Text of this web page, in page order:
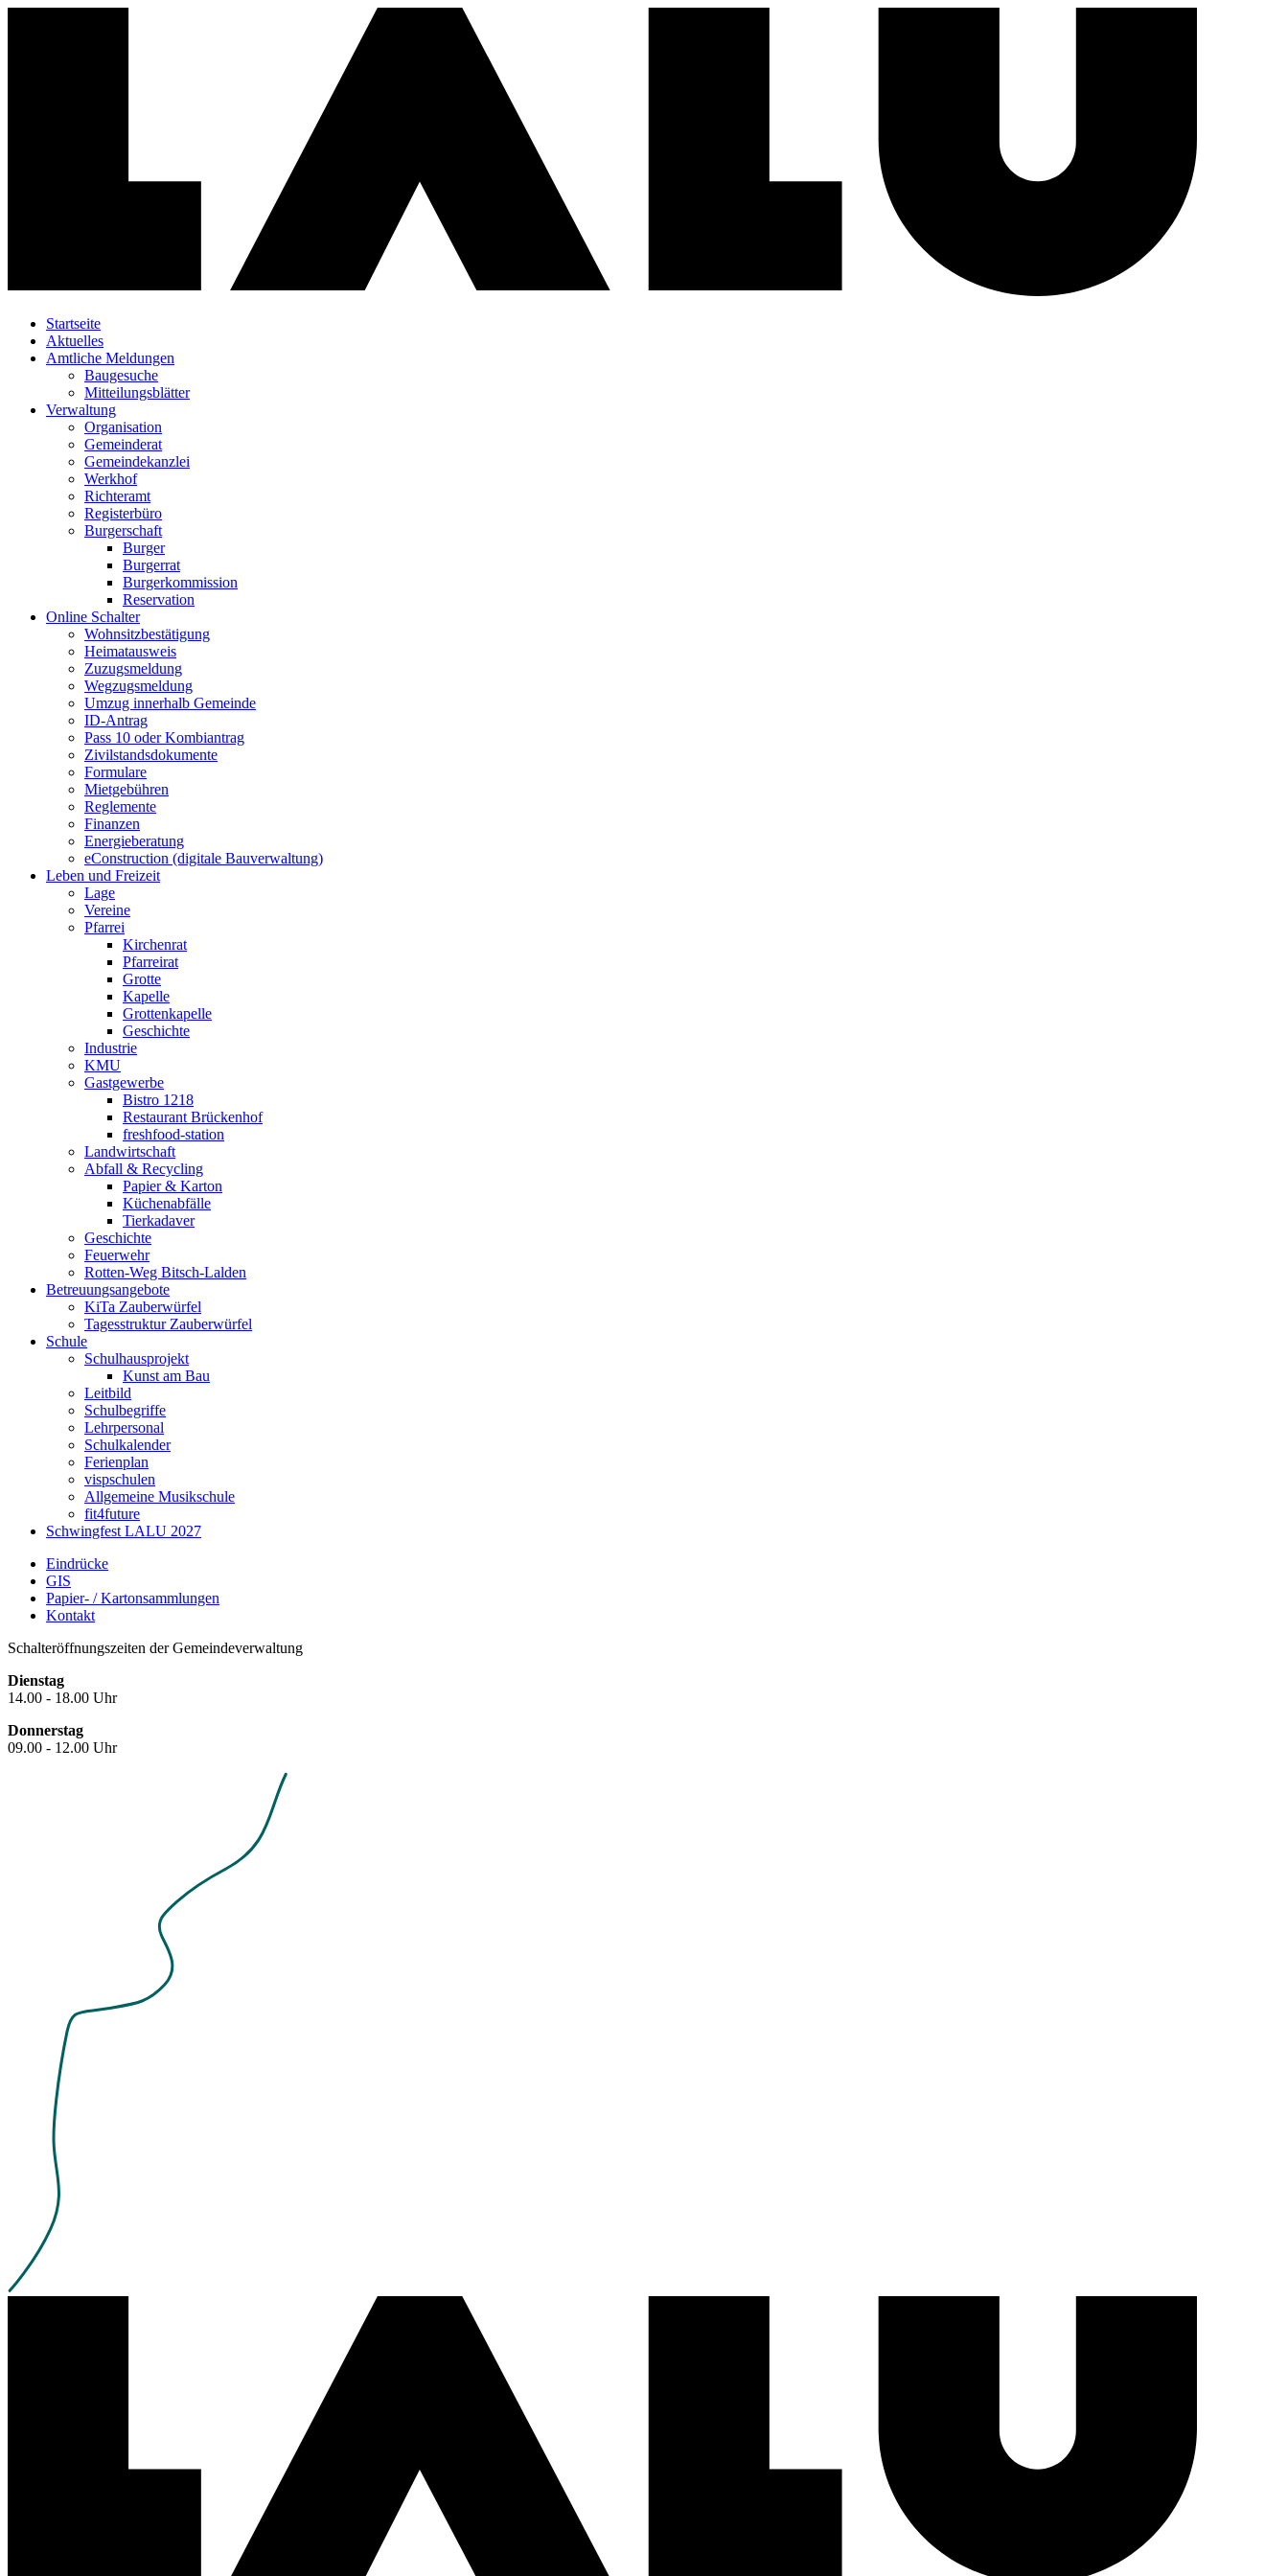
Startseite
Aktuelles
Amtliche Meldungen
Baugesuche
Mitteilungsblätter
Verwaltung
Organisation
Gemeinderat
Gemeindekanzlei
Werkhof
Richteramt
Registerbüro
Burgerschaft
Burger
Burgerrat
Burgerkommission
Reservation
Online Schalter
Wohnsitzbestätigung
Heimatausweis
Zuzugsmeldung
Wegzugsmeldung
Umzug innerhalb Gemeinde
ID-Antrag
Pass 10 oder Kombiantrag
Zivilstandsdokumente
Formulare
Mietgebühren
Reglemente
Finanzen
Energieberatung
eConstruction (digitale Bauverwaltung)
Leben und Freizeit
Lage
Vereine
Pfarrei
Kirchenrat
Pfarreirat
Grotte
Kapelle
Grottenkapelle
Geschichte
Industrie
KMU
Gastgewerbe
Bistro 1218
Restaurant Brückenhof
freshfood-station
Landwirtschaft
Abfall & Recycling
Papier & Karton
Küchenabfälle
Tierkadaver
Geschichte
Feuerwehr
Rotten-Weg Bitsch-Lalden
Betreuungsangebote
KiTa Zauberwürfel
Tagesstruktur Zauberwürfel
Schule
Schulhausprojekt
Kunst am Bau
Leitbild
Schulbegriffe
Lehrpersonal
Schulkalender
Ferienplan
vispschulen
Allgemeine Musikschule
fit4future
Schwingfest LALU 2027
Eindrücke
GIS
Papier- / Kartonsammlungen
Kontakt
Schalteröffnungszeiten der Gemeindeverwaltung
Dienstag
14.00 - 18.00 Uhr
Donnerstag
09.00 - 12.00 Uhr